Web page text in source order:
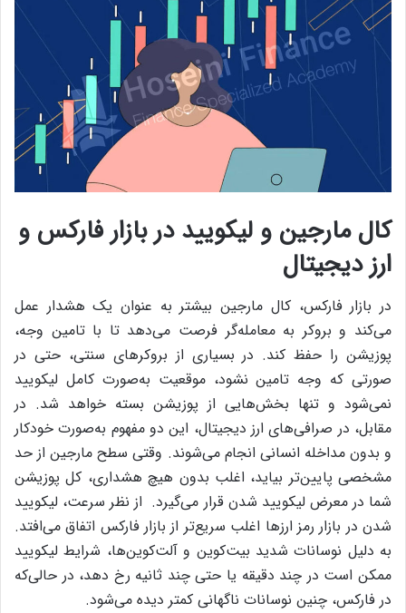
کال مارجین و لیکویید در بازار فارکس و
ارز دیجیتال
در بازار فارکس، کال مارجین بیشتر به‌ عنوان یک هشدار عمل
می‌کند و بروکر به معامله‌گر فرصت می‌دهد تا با تامین وجه،
پوزیشن را حفظ کند. در بسیاری از بروکرهای سنتی، حتی در
صورتی که وجه تامین نشود، موقعیت به‌صورت کامل لیکویید
نمی‌شود و تنها بخش‌هایی از پوزیشن بسته خواهد شد. در
مقابل، در صرافی‌های ارز دیجیتال، این دو مفهوم به‌صورت خودکار
و بدون مداخله انسانی انجام می‌شوند. وقتی سطح مارجین از حد
مشخصی پایین‌تر بیاید، اغلب بدون هیچ هشداری، کل پوزیشن
شما در معرض لیکویید شدن قرار می‌گیرد. از نظر سرعت، لیکویید
شدن در بازار رمز ارزها اغلب سریع‌تر از بازار فارکس اتفاق می‌افتد.
به دلیل نوسانات شدید بیت‌کوین و آلت‌کوین‌ها، شرایط لیکویید
ممکن است در چند دقیقه یا حتی چند ثانیه رخ دهد، در حالی‌که
در فارکس، چنین نوسانات ناگهانی کمتر دیده می‌شود.